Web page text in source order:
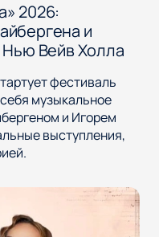
2026:
и
Нью Вейв Холла
фестиваль
музыкальное
и Игорем
выступления,